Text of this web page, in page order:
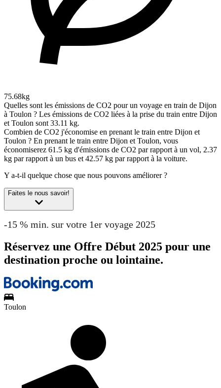
75.68kg
Quelles sont les émissions de CO2 pour un voyage en train de Dijon
à Toulon ? Les émissions de CO2 liées à la prise du train entre Dijon
et Toulon sont 33.11 kg.
Combien de CO2 j'économise en prenant le train entre Dijon et
Toulon ? En prenant le train entre Dijon et Toulon, vous
économiserez 61.5 kg d'émissions de CO2 par rapport à un vol, 2.37
kg par rapport à un bus et 42.57 kg par rapport à la voiture.
Y a-t-il quelque chose que nous pouvons améliorer ?
Faites le nous savoir!
-15 % min. sur votre 1er voyage 2025
Réservez une Offre Début 2025 pour une
destination proche ou lointaine.
Toulon